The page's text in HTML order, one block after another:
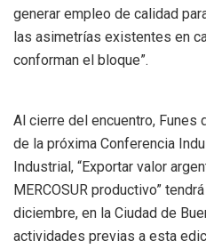
generar empleo de calidad
las asimetrías existentes en
conforman el bloque”.
Al cierre del encuentro, Funes
de la próxima Conferencia
Industrial, “Exportar valor
MERCOSUR productivo”
diciembre, en la Ciudad de
actividades previas a esta